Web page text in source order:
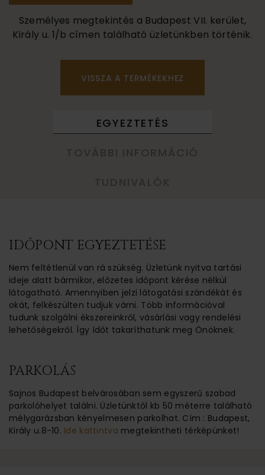
Személyes megtekintés a Budapest VII. kerület,
Király u. 1/b címen található üzletünkben történik.
VISSZA A TERMÉKEKHEZ
EGYEZTETÉS
IDŐPONT EGYEZTETÉSE
Nem feltétlenül van rá szükség. Üzletünk nyitva tartási
ideje alatt bármikor, előzetes időpont kérése nélkül
látogatható. Amennyiben jelzi látogatási szándékát és
okát, felkészülten tudjuk várni. Több információval
tudunk szolgálni ékszereinkről, vásárlási vagy rendelési
lehetőségekről. Így ídőt takaríthatunk meg Önöknek.
PARKOLÁS
Sajnos Budapest belvárosában sem egyszerű szabad
parkolóhelyet találni. Üzletünktől kb 50 méterre található
mélygarázsban kényelmesen parkolhat. Cím : Budapest,
Király u.8-10. Ide kattintva megtekintheti térképünket!